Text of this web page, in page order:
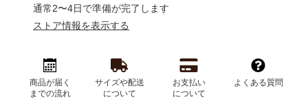
通常2〜4日で準備が完了します
ストア情報を表示する
商品が届く
までの流れ
サイズや配送
について
お支払い
について
よくある質問